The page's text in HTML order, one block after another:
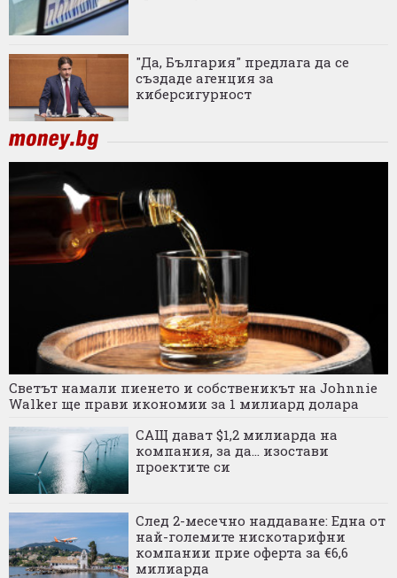
"Да, България" предлага да се
създаде агенция за
киберсигурност
Светът намали пиенето и собственикът на Johnnie
Walker ще прави икономии за 1 милиард долара
САЩ дават $1,2 милиарда на
компания, за да... изостави
проектите си
След 2-месечно наддаване: Една от
най-големите нискотарифни
компании прие оферта за €6,6
милиарда